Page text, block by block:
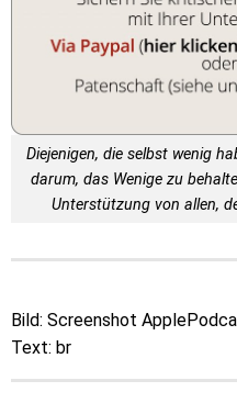
Diejenigen, die selbst wenig
darum, das Wenige zu
Unterstützung von allen,
Bild: Screenshot
Text: br